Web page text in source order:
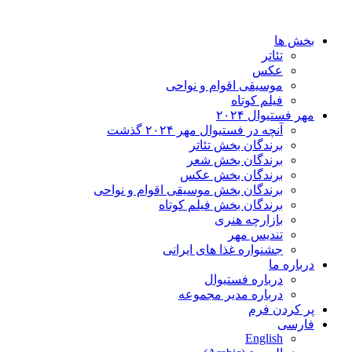
بخش ها
تئاتر
عکس
موسیقی اقوام و نواحی
فیلم کوتاه
مهر فستیوال ۲۰۲۴
آنچه در فستیوال مهر ۲۰۲۴ گذشت
برندگان بخش تئاتر
برندگان بخش شعر
برندگان بخش عکس
برندگان بخش موسیقی اقوام و نواحی
برندگان بخش فیلم کوتاه
بازارچه هنری
تندیس مهر
جشنواره غذا های ایرانی
درباره ما
درباره فستیوال
درباره مدیر مجموعه
پر کردن فرم
فارسی
English